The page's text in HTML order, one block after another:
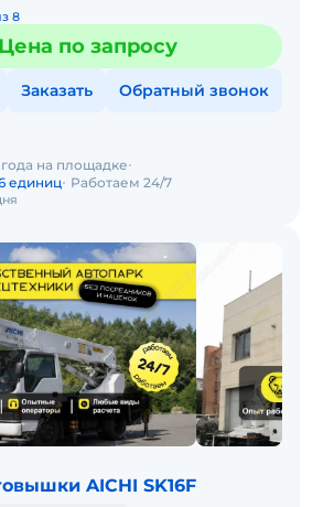
8
Цена по запросу
Заказать Обратный звонок
на площадке
единиц Работаем 24/7
AICHI SK16F